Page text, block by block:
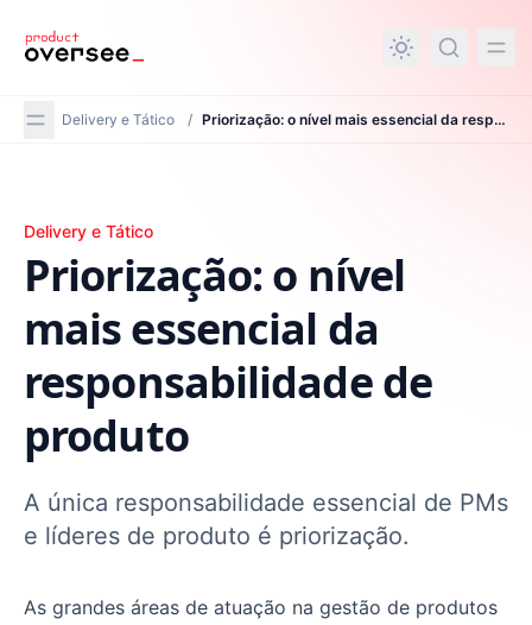
principal
Delivery e Tático / Priorização: o nível mais essencial da responsabilidade de produto
Priorização: o nível mais essencial da responsabilidade
Delivery e Tático
Priorização: o nível
mais essencial da
responsabilidade de
produto
A única responsabilidade essencial de PMs
e líderes de produto é priorização.
As grandes áreas de atuação na gestão de produtos